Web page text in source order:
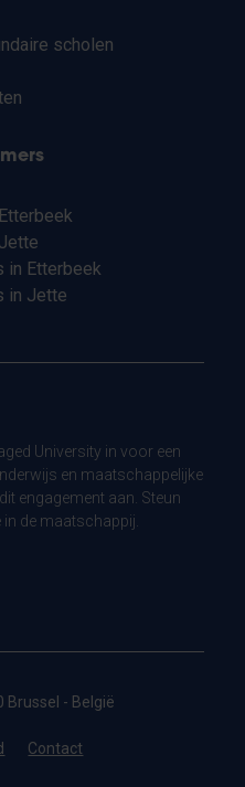
scholen
in Etterbeek
in Jette
University in voor een
en maatschappelijke
engagement aan. Steun
de maatschappij.
Brussel - België
Contact